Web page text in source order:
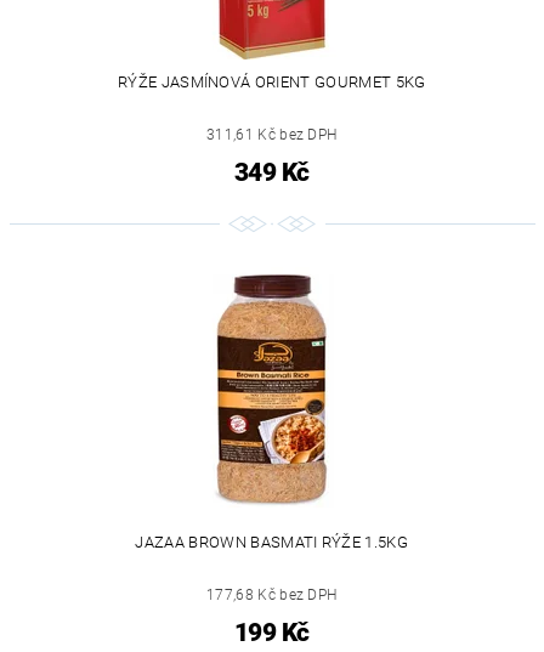
RÝŽE JASMÍNOVÁ ORIENT GOURMET 5KG
311,61 Kč bez DPH
349 Kč
JAZAA BROWN BASMATI RÝŽE 1.5KG
177,68 Kč bez DPH
199 Kč